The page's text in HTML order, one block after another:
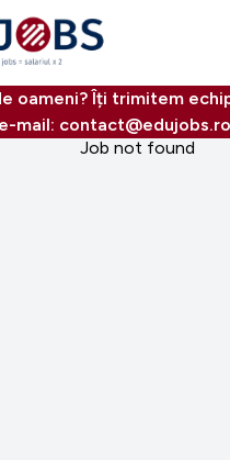
oameni? Îți trimitem
mail: contact@edujobs.ro
Job not found